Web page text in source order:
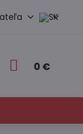
0 €